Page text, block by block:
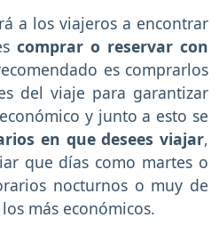
a los viajeros a encontrar
comprar o reservar con
es comprarlos
del viaje para garantizar
y junto a esto se
en que desees viajar,
que días como martes o
nocturnos o muy de
más económicos.